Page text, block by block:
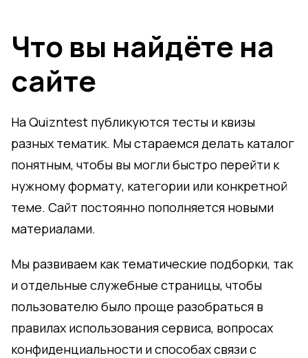
Что вы найдёте на
сайте
На Quizntest публикуются тесты и квизы
разных тематик. Мы стараемся делать каталог
понятным, чтобы вы могли быстро перейти к
нужному формату, категории или конкретной
теме. Сайт постоянно пополняется новыми
материалами.
Мы развиваем как тематические подборки, так
и отдельные служебные страницы, чтобы
пользователю было проще разобраться в
правилах использования сервиса, вопросах
конфиденциальности и способах связи с